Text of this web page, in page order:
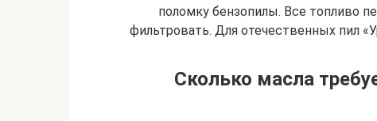
поломку бензопилы. Все топливо
фильтровать. Для отечественных пил
Сколько масла